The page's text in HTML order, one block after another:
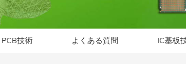
PCB技術 よくある質問 IC基板